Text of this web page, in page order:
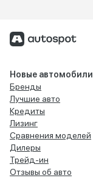
Новые автомобили
Бренды
Лучшие авто
Кредиты
Лизинг
Сравнения моделей
Дилеры
Трейд-ин
Отзывы об авто